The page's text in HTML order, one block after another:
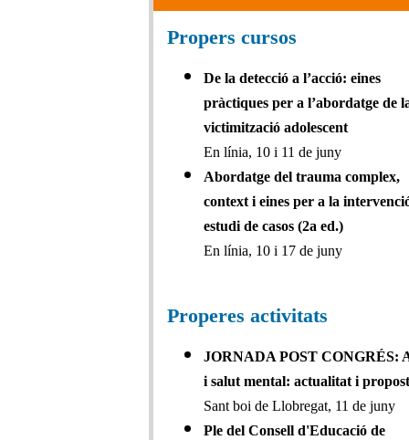
Propers cursos
De la detecció a l’acció: eines
pràctiques per a l’abordatge de
victimització adolescent
En línia, 10 i 11 de juny
Abordatge del trauma complex,
context i eines per a la
estudi de casos (2a ed.)
En línia, 10 i 17 de juny
Properes activitats
JORNADA POST CONGRÉS:
i salut mental: actualitat i
Sant boi de Llobregat, 11 de juny
Ple del Consell d'Educació de